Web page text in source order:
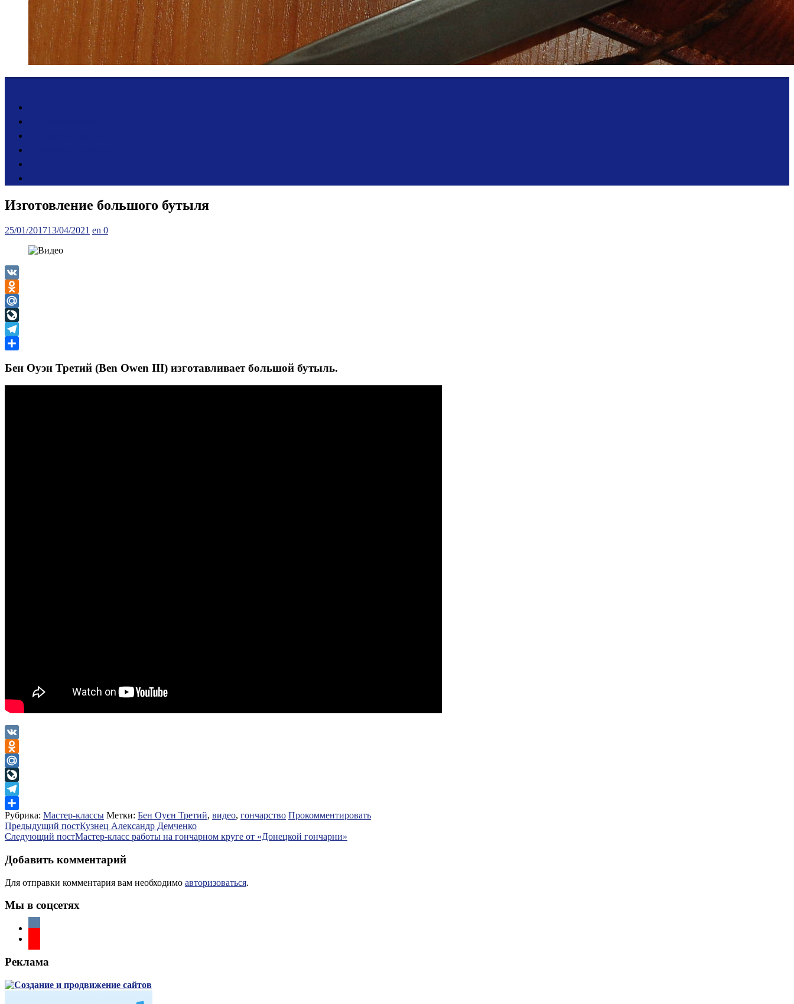
Изготовление большого бутыля
Posted
25/01/201713/04/2021 Author
en 0
VK
Odnoklassniki
Mail.Ru
LiveJournal
Telegram
Бен Оуэн Третий (Ben Owen III) изготавливает большой бутыль.
VK
Odnoklassniki
Mail.Ru
LiveJournal
Telegram
Отправить
Рубрика: Мастер-классы Метки: Бен Оуєн Третий, видео, гончарство Прокомментировать
Навигация
по
записям
Предыдущий постКузнец Александр Демченко
Следующий постМастер-класс работы на гончарном круге от «Донецкой гончарни»
Добавить комментарий
Для отправки комментария вам необходимо авторизоваться.
Мы в соцсетях
Реклама